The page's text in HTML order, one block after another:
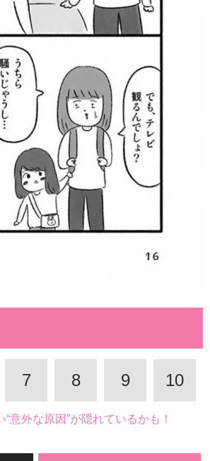
7 8 9 10
外な原因”が隠れているかも！